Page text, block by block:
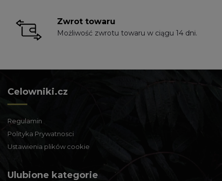
Zwrot towaru
Możliwość zwrotu towaru w ciągu 14 dni.
Celowniki.cz
Regulamin
Polityka Prywatnosci
Ustawienia plików cookie
Ulubione kategorie